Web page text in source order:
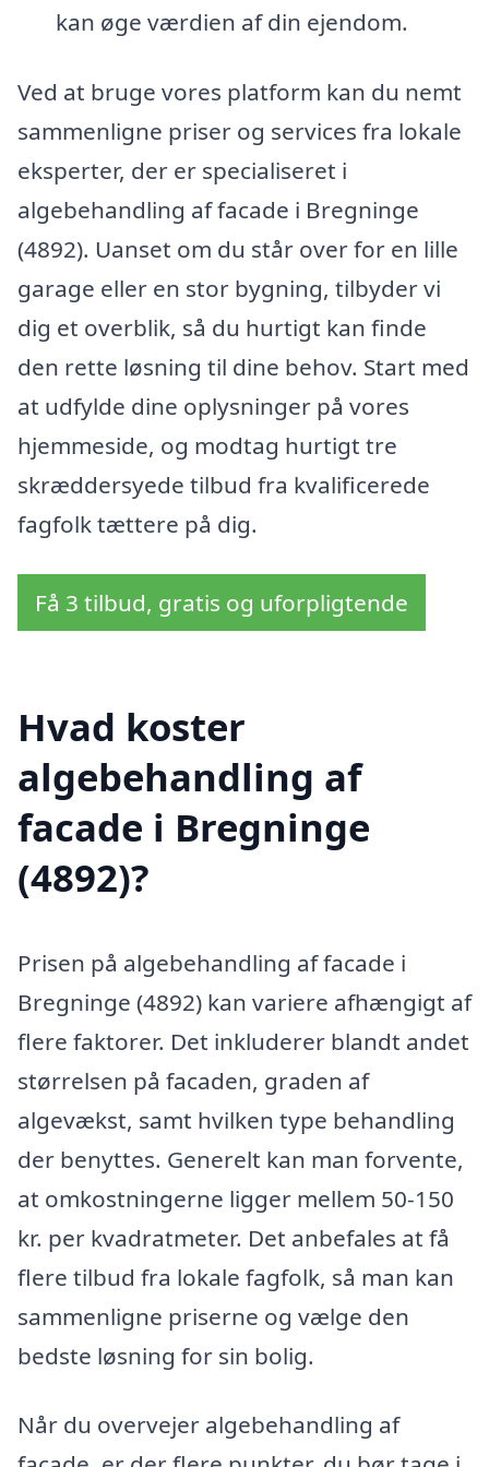
kan øge værdien af din ejendom.
Ved at bruge vores platform kan du nemt
sammenligne priser og services fra lokale
eksperter, der er specialiseret i
algebehandling af facade i Bregninge
(4892). Uanset om du står over for en lille
garage eller en stor bygning, tilbyder vi
dig et overblik, så du hurtigt kan finde
den rette løsning til dine behov. Start med
at udfylde dine oplysninger på vores
hjemmeside, og modtag hurtigt tre
skræddersyede tilbud fra kvalificerede
fagfolk tættere på dig.
Få 3 tilbud, gratis og uforpligtende
Hvad koster
algebehandling af
facade i Bregninge
(4892)?
Prisen på algebehandling af facade i
Bregninge (4892) kan variere afhængigt af
flere faktorer. Det inkluderer blandt andet
størrelsen på facaden, graden af
algevækst, samt hvilken type behandling
der benyttes. Generelt kan man forvente,
at omkostningerne ligger mellem 50-150
kr. per kvadratmeter. Det anbefales at få
flere tilbud fra lokale fagfolk, så man kan
sammenligne priserne og vælge den
bedste løsning for sin bolig.
Når du overvejer algebehandling af